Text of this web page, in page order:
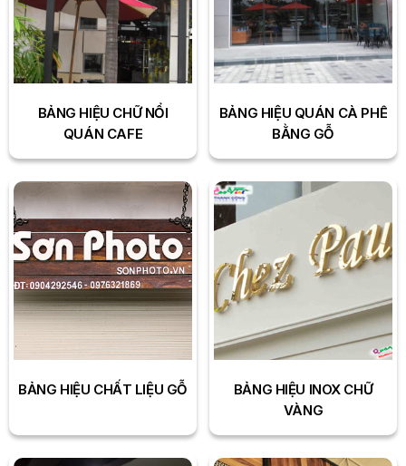
BẢNG HIỆU CHỮ NỔI
QUÁN CAFE
BẢNG HIỆU QUÁN CÀ PHÊ
BẰNG GỖ
BẢNG HIỆU CHẤT LIỆU GỖ
BẢNG HIỆU INOX CHỮ
VÀNG